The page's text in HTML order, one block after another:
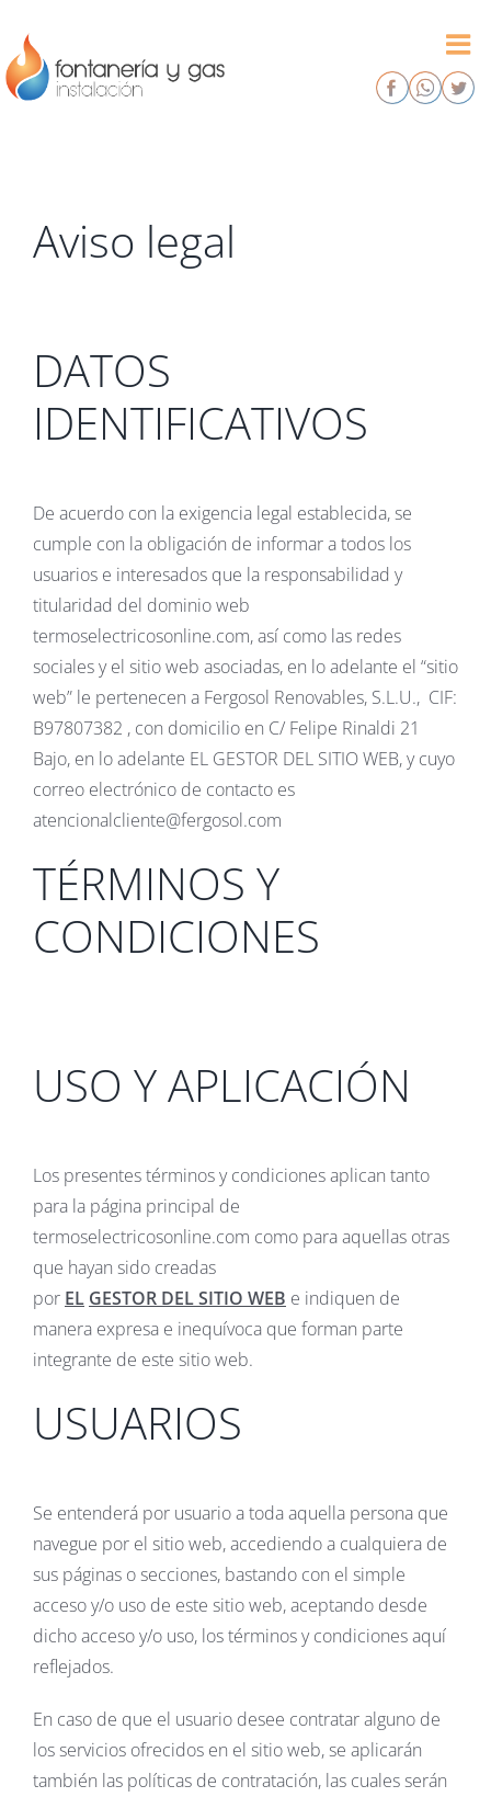
contenido
Aviso legal
DATOS
IDENTIFICATIVOS
De acuerdo con la exigencia legal establecida, se
cumple con la obligación de informar a todos los
usuarios e interesados que la responsabilidad y
titularidad del dominio web
termoselectricosonline.com, así como las redes
sociales y el sitio web asociadas, en lo adelante el “sitio
web” le pertenecen a Fergosol Renovables, S.L.U., CIF:
B97807382 , con domicilio en C/ Felipe Rinaldi 21
Bajo, en lo adelante EL GESTOR DEL SITIO WEB, y cuyo
correo electrónico de contacto es
atencionalcliente@fergosol.com
TÉRMINOS Y
CONDICIONES
USO Y APLICACIÓN
Los presentes términos y condiciones aplican tanto
para la página principal de
termoselectricosonline.com como para aquellas otras
que hayan sido creadas
por EL GESTOR DELSITIO WEB e indiquen de
manera expresa e inequívoca que forman parte
integrante de este sitio web.
USUARIOS
Se entenderá por usuario a toda aquella persona que
navegue por el sitio web, accediendo a cualquiera de
sus páginas o secciones, bastando con el simple
acceso y/o uso de este sitio web, aceptando desde
dicho acceso y/o uso, los términos y condiciones aquí
reflejados.
En caso de que el usuario desee contratar alguno de
los servicios ofrecidos en el sitio web, se aplicarán
también las políticas de contratación, las cuales serán